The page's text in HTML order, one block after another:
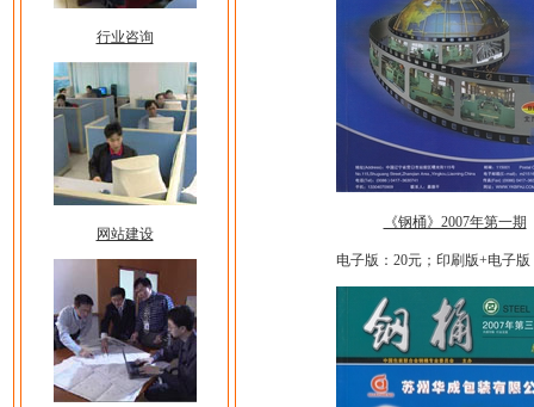
行业咨询
网站建设
《钢桶》2007年第一期
电子版：20元；印刷版+电子版